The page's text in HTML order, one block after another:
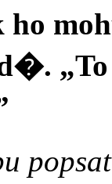
ho